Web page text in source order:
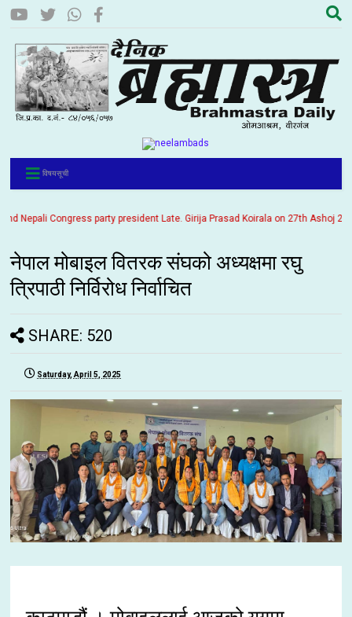
विषयसूची
Congress party president Late. Girija Prasad Koirala on 27th Ashoj
नेपाल मोबाइल वितरक संघको अध्यक्षमा रघु
त्रिपाठी निर्विरोध निर्वाचित
SHARE: 520
Saturday, April 5, 2025